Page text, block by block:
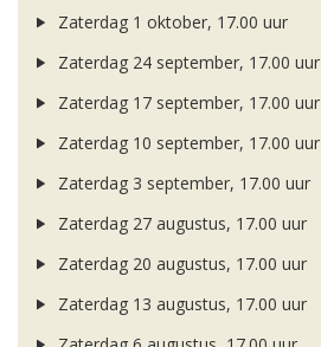
Zaterdag 1 oktober, 17.00 uur
Zaterdag 24 september, 17.00 uur
Zaterdag 17 september, 17.00 uur
Zaterdag 10 september, 17.00 uur
Zaterdag 3 september, 17.00 uur
Zaterdag 27 augustus, 17.00 uur
Zaterdag 20 augustus, 17.00 uur
Zaterdag 13 augustus, 17.00 uur